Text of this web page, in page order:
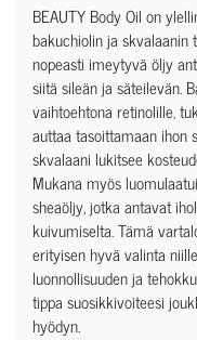
BEAUTY Body Oil on
bakuchiolin ja skvalaanin
nopeasti imeytyvä öljy
siitä sileän ja säteilevän.
vaihtoehtona retinolille,
auttaa tasoittamaan ihon
skvalaani lukitsee
Mukana myös
sheaöljy, jotka antavat
kuivumiselta. Tämä
erityisen hyvä valinta
luonnollisuuden ja
tippa suosikkivoiteesi
hyödyn.